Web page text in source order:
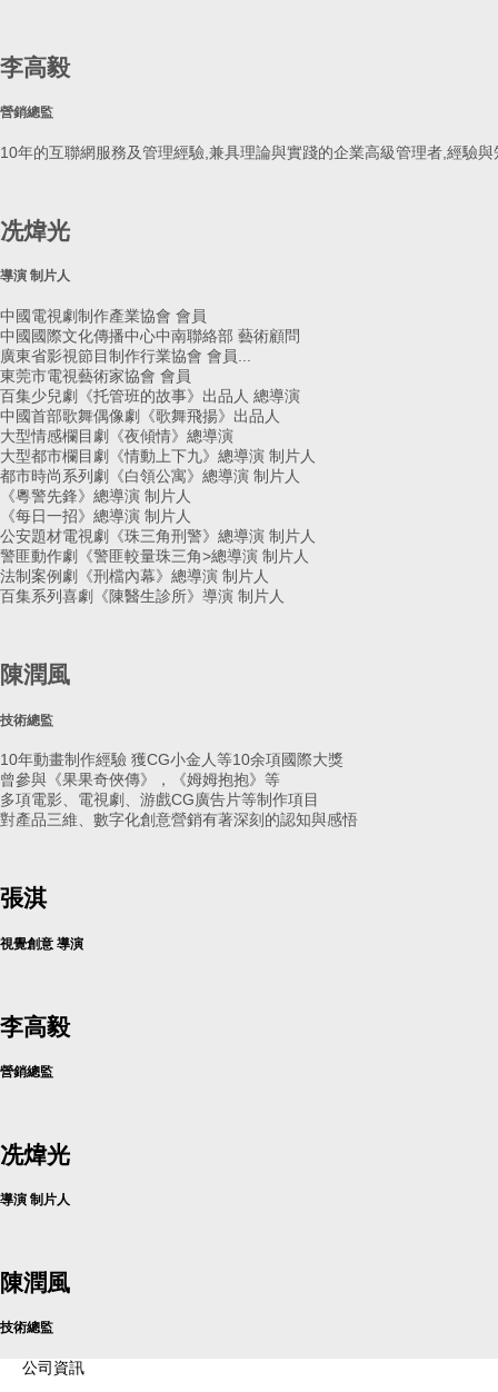
李高毅
營銷總監
10年的互聯網服務及管理經驗,兼具理論與實踐的企業高級管理者,經驗
冼煒光
導演 制片人
中國電視劇制作產業協會 會員
中國國際文化傳播中心中南聯絡部 藝術顧問
廣東省影視節目制作行業協會 會員...
東莞市電視藝術家協會 會員
百集少兒劇《托管班的故事》出品人 總導演
中國首部歌舞偶像劇《歌舞飛揚》出品人
大型情感欄目劇《夜傾情》總導演
大型都市欄目劇《情動上下九》總導演 制片人
都市時尚系列劇《白領公寓》總導演 制片人
《粵警先鋒》總導演 制片人
《每日一招》總導演 制片人
公安題材電視劇《珠三角刑警》總導演 制片人
警匪動作劇《警匪較量珠三角>總導演 制片人
法制案例劇《刑檔內幕》總導演 制片人
百集系列喜劇《陳醫生診所》導演 制片人
陳潤風
技術總監
10年動畫制作經驗 獲CG小金人等10余項國際大獎
曾參與《果果奇俠傳》，《姆姆抱抱》等
多項電影、電視劇、游戲CG廣告片等制作項目
對產品三維、數字化創意營銷有著深刻的認知與感悟
張淇
視覺創意 導演
李高毅
營銷總監
冼煒光
導演 制片人
陳潤風
技術總監
公司資訊